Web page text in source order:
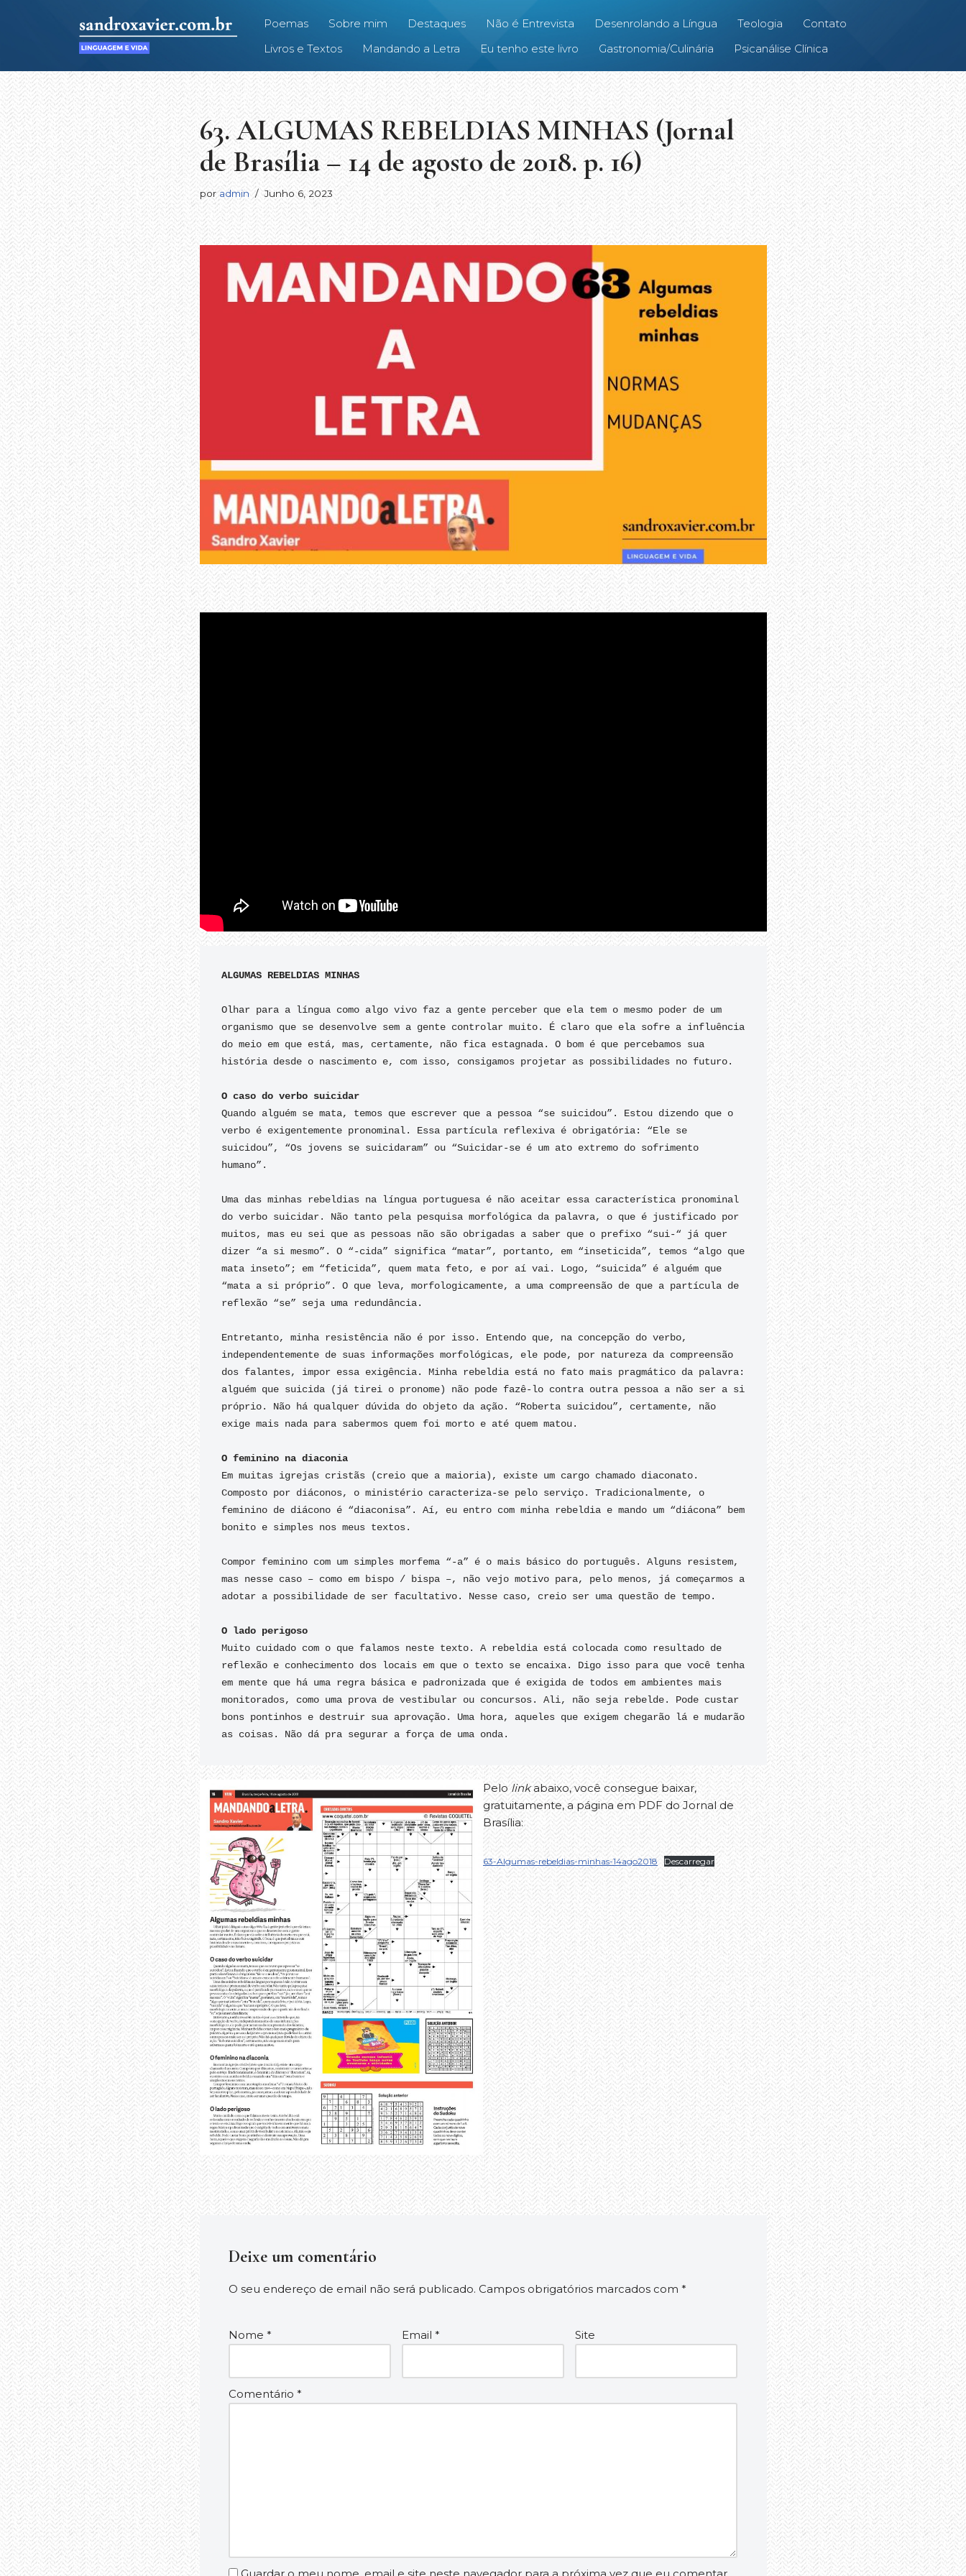
o
conteúdo
Poemas Sobre mim Destaques Não é Entrevista Desenrolando a Língua Teologia
Contato
Livros e Textos
Mandando a Letra Eu tenho este livro Gastronomia/Culinária Psicanálise Clínica
63. ALGUMAS REBELDIAS MINHAS (Jornal
de Brasília – 14 de agosto de 2018. p. 16)
poradmin Junho 6, 2023
ALGUMAS REBELDIAS MINHAS
Olhar para a língua como algo vivo faz a gente perceber que ela tem o mesmo poder de um
organismo que se desenvolve sem a gente controlar muito. É claro que ela sofre a influência
do meio em que está, mas, certamente, não fica estagnada. O bom é que percebamos sua
história desde o nascimento e, com isso, consigamos projetar as possibilidades no futuro.
O caso do verbo suicidar
Quando alguém se mata, temos que escrever que a pessoa “se suicidou”. Estou dizendo que o
verbo é exigentemente pronominal. Essa partícula reflexiva é obrigatória: “Ele se
suicidou”, “Os jovens se suicidaram” ou “Suicidar-se é um ato extremo do sofrimento
humano”.
Uma das minhas rebeldias na língua portuguesa é não aceitar essa característica pronominal
do verbo suicidar. Não tanto pela pesquisa morfológica da palavra, o que é justificado por
muitos, mas eu sei que as pessoas não são obrigadas a saber que o prefixo “sui-“ já quer
dizer “a si mesmo”. O “-cida” significa “matar”, portanto, em “inseticida”, temos “algo que
mata inseto”; em “feticida”, quem mata feto, e por aí vai. Logo, “suicida” é alguém que
“mata a si próprio”. O que leva, morfologicamente, a uma compreensão de que a partícula de
reflexão “se” seja uma redundância.
Entretanto, minha resistência não é por isso. Entendo que, na concepção do verbo,
independentemente de suas informações morfológicas, ele pode, por natureza da compreensão
dos falantes, impor essa exigência. Minha rebeldia está no fato mais pragmático da palavra:
alguém que suicida (já tirei o pronome) não pode fazê-lo contra outra pessoa a não ser a si
próprio. Não há qualquer dúvida do objeto da ação. “Roberta suicidou”, certamente, não
exige mais nada para sabermos quem foi morto e até quem matou.
O feminino na diaconia
Em muitas igrejas cristãs (creio que a maioria), existe um cargo chamado diaconato.
Composto por diáconos, o ministério caracteriza-se pelo serviço. Tradicionalmente, o
feminino de diácono é “diaconisa”. Aí, eu entro com minha rebeldia e mando um “diácona” bem
bonito e simples nos meus textos.
Compor feminino com um simples morfema “-a” é o mais básico do português. Alguns resistem,
mas nesse caso – como em bispo / bispa –, não vejo motivo para, pelo menos, já começarmos a
adotar a possibilidade de ser facultativo. Nesse caso, creio ser uma questão de tempo.
O lado perigoso
Muito cuidado com o que falamos neste texto. A rebeldia está colocada como resultado de
reflexão e conhecimento dos locais em que o texto se encaixa. Digo isso para que você tenha
em mente que há uma regra básica e padronizada que é exigida de todos em ambientes mais
monitorados, como uma prova de vestibular ou concursos. Ali, não seja rebelde. Pode custar
bons pontinhos e destruir sua aprovação. Uma hora, aqueles que exigem chegarão lá e mudarão
Pelo linkabaixo, você consegue baixar,
gratuitamente, a página em PDF do Jornal de
Brasília:
63-Algumas-rebeldias-minhas-14ago2018 Descarregar
Deixe um comentário
O seu endereço de email não será publicado. Campos obrigatórios marcados com *
Nome * Email * Site
Comentário *
Guardar o meu nome, email e site neste navegador para a próxima vez que eu comentar.